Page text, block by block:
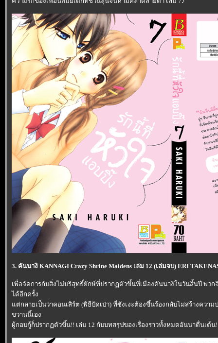
3. คันนางิ KANNAGI Crazy Shrine Maidens เล่ม 12 (เล่มจบ) ERI
เพื่อจัดการกับสิ่งไม่บริสุทธิ์ยักษ์ที่ปรากฏตัวขึ้นที่เมืองคันนางิในวันสิ้นปี พว
ได้อีกครั้ง
ต่กลายเป็นว่าคอนเสิร์ต (พิธีปัดเป่า) ที่ซังเงะต้องขึ้นร้องกลับไม่สร้างควา
ขวานนี้เอง
ผู้กอบกู้ก็ปรากฏตัวขึ้น!! เล่ม 12 กับบทสรุปของเรื่องราวทั้งหมดอันน่าตื่นเต้น